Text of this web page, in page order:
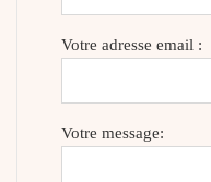
Votre adresse email :
Votre message: